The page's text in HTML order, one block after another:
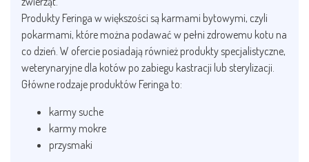
Produkty Feringa w większości są karmami bytowymi, czyli
pokarmami, które można podawać w pełni zdrowemu kotu na
co dzień. W ofercie posiadają również produkty specjalistyczne,
weterynaryjne dla kotów po zabiegu kastracji lub sterylizacji.
Główne rodzaje produktów Feringa to:
karmy suche
karmy mokre
przysmaki